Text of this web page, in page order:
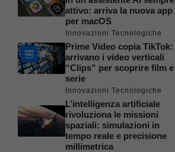
attivo: arriva la nuova app
per macOS
Innovazioni Tecnologiche
Prime Video copia TikTok:
arrivano i video verticali
“Clips” per scoprire film e
serie
Innovazioni Tecnologiche
L’intelligenza artificiale
rivoluziona le missioni
spaziali: simulazioni in
tempo reale e precisione
millimetrica